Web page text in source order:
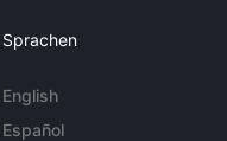
Sprachen
English
Español